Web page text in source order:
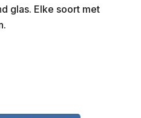
glas. Elke soort met